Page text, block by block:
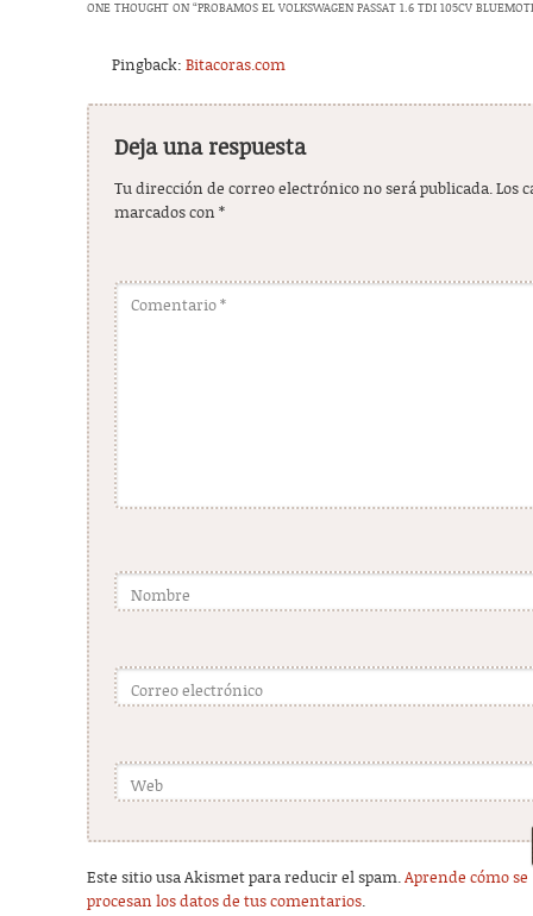
ONE THOUGHT ON “PROBAMOS EL VOLKSWAGEN PASSAT 1.6 TDI 105CV
Pingback:Bitacoras.com
Deja una respuesta
Tu dirección de correo electrónico no será publicada. Los
marcados con*
Comentario*
Nombre
Correo electrónico
Web
Este sitio usa Akismet para reducir el spam.Aprende cómo se
procesan los datos de tus comentarios.